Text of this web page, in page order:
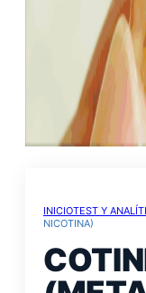
INICIOTEST Y
NICOTINA)